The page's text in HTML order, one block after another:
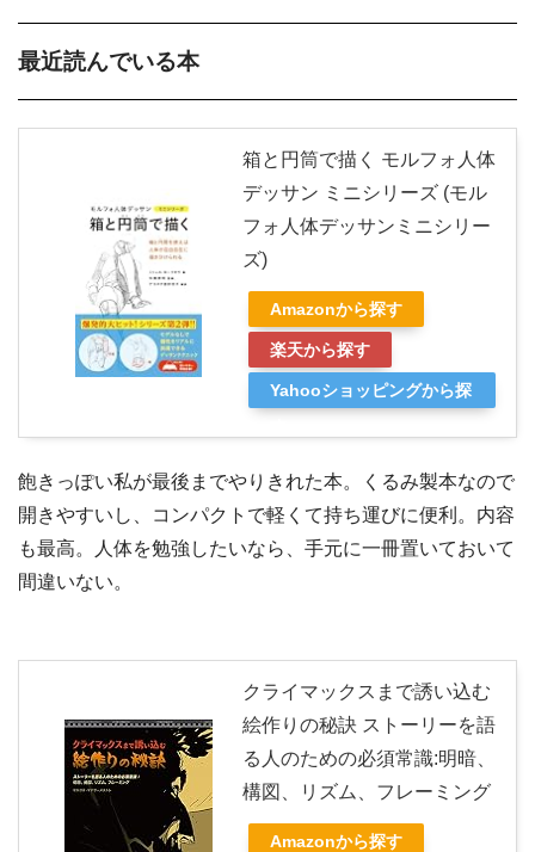
最近読んでいる本
箱と円筒で描く モルフォ人体
デッサン ミニシリーズ (モル
フォ人体デッサンミニシリー
ズ)
Amazonから探す
楽天から探す
Yahooショッピングから探
飽きっぽい私が最後までやりきれた本。くるみ製本なので
開きやすいし、コンパクトで軽くて持ち運びに便利。内容
も最高。人体を勉強したいなら、手元に一冊置いておいて
間違いない。
クライマックスまで誘い込む
絵作りの秘訣 ストーリーを語
る人のための必須常識:明暗、
構図、リズム、フレーミング
Amazonから探す